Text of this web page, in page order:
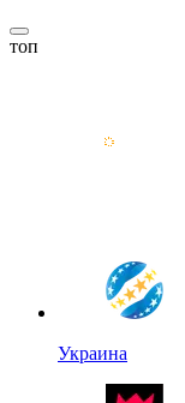
топ
Украина